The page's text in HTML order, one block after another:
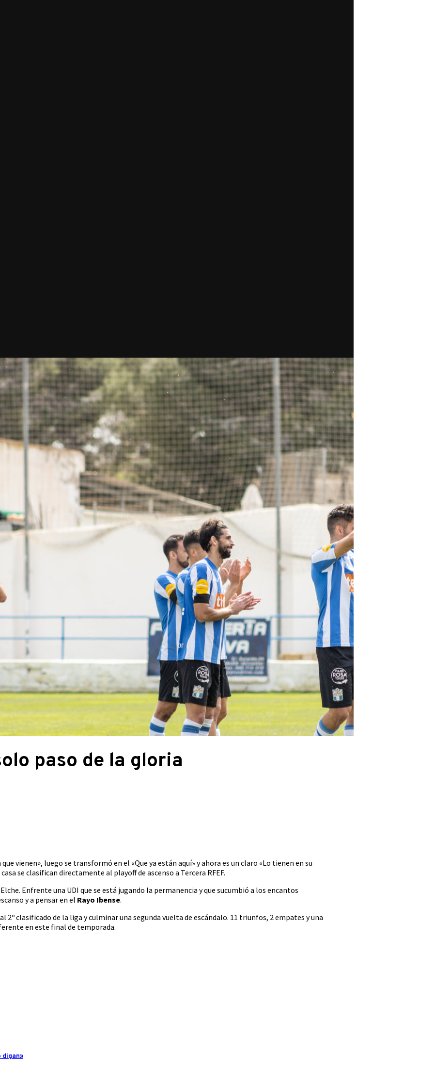
paso de la gloria
vienen», luego se transformó en el «Que ya están aquí» y ahora es un claro «Lo tienen en su
se clasifican directamente al playoff de ascenso a Tercera RFEF.
Enfrente una UDI que se está jugando la permanencia y que sucumbió a los encantos
y a pensar en el Rayo Ibense.
2º clasificado de la liga y culminar una segunda vuelta de escándalo. 11 triunfos, 2 empates y una
en este final de temporada.
digan»